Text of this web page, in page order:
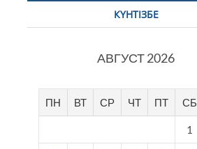
КҮНТІЗБЕ
АВГУСТ 2026
ПН ВТ СР ЧТ ПТ СБ
1